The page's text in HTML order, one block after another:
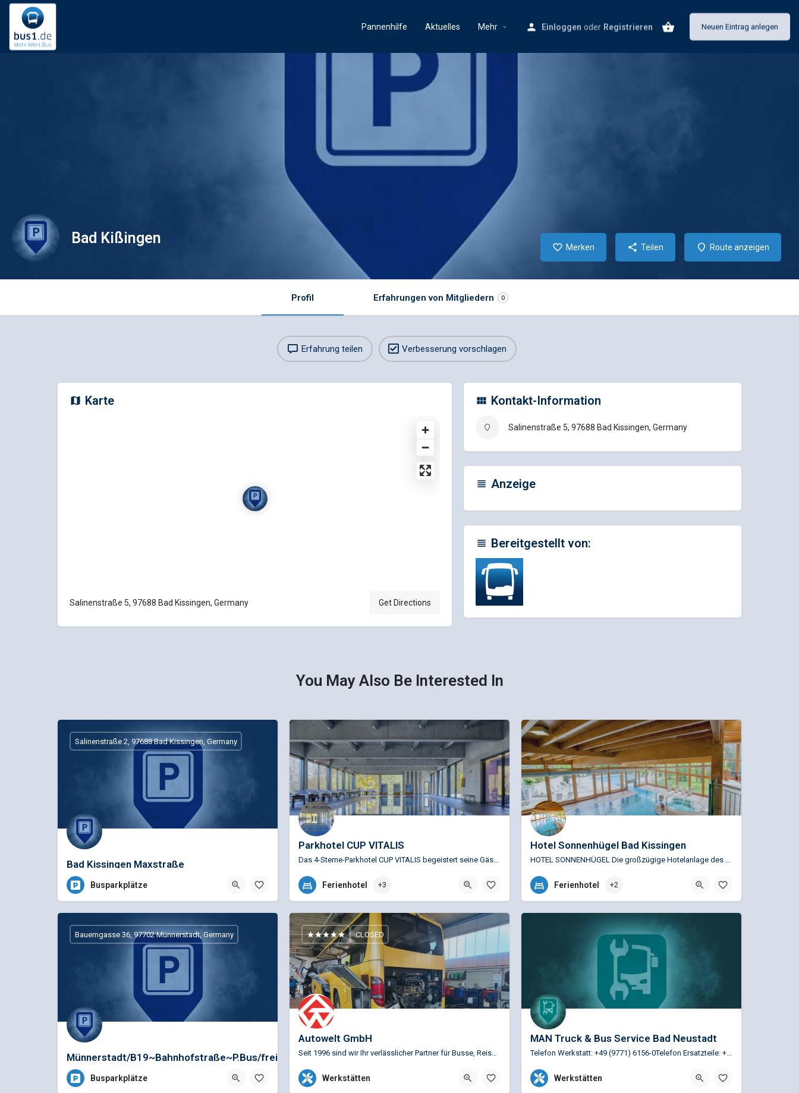
Pannenhilfe Aktuelles Mehr Einloggen oder Registrieren Neuen Eintrag anlegen
Bad Kißingen
Merken Teilen Route anzeigen
Profil Erfahrungen von Mitgliedern 0
Erfahrung teilen Verbesserung vorschlagen
Karte
Salinenstraße 5, 97688 Bad Kissingen, Germany Get Directions
Kontakt-Information
Salinenstraße 5, 97688 Bad Kissingen, Germany
Anzeige
Bereitgestellt von:
You May Also Be Interested In
Bad Kissingen Maxstraße
Salinenstraße 2, 97688 Bad Kissingen, Germany
Busparkplätze
Parkhotel CUP VITALIS
Das 4-Sterne-Parkhotel CUP VITALIS begeistert seine Gäste mit moderner Ausstattung, umfangreichem SPA &…
+49 (0)971 7000
Menzelstraße 19, 97688 Bad Kissingen, Deutschland
Ferienhotel +3
Hotel Sonnenhügel Bad Kissingen
HOTEL SONNENHÜGEL Die großzügige Hotelanlage des Hotel Sonnenhügel liegt am Ortsrand Bad Kissingens mitten…
+49 (0)971 83-4877
Burgstr. 15, 97688 Bad Kissingen, Deutschland
Ferienhotel +2
Münnerstadt/B19~Bahnhofstraße~P.Bus/frei
Bauerngasse 36, 97702 Münnerstadt, Germany
Busparkplätze
Autowelt GmbH
Seit 1996 sind wir Ihr verlässlicher Partner für Busse, Reise- und Linienfahrzeuge aller Hersteller. Auf…
+49 9771 99 52 31
Industriestraße 1, 97618 Niederlauer, Deutschland
CLOSED
Werkstätten
MAN Truck & Bus Service Bad Neustadt
Telefon Werkstatt: +49 (9771) 6156-0Telefon Ersatzteile: +49 (9771) 6156-30
+49 (9771) 6156-0
Saalestraße 10, 97616 Bad Neustadt / Saale, Deutschland
Werkstätten